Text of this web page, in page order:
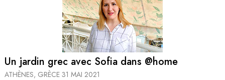
Un jardin grec avec Sofia dans @home
ATHÈNES, GRÈCE 31 MAI 2021